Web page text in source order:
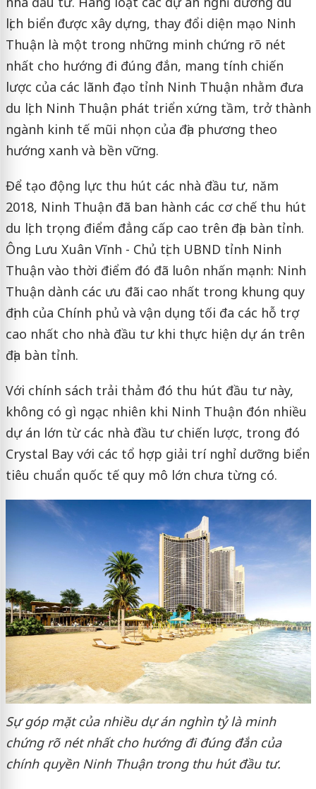
lịch biển được xây dựng, thay đổi diện mạo Ninh
Thuận là một trong những minh chứng rõ nét
nhất cho hướng đi đúng đắn, mang tính chiến
lược của các lãnh đạo tỉnh Ninh Thuận nhằm đưa
du lịch Ninh Thuận phát triển xứng tầm, trở thành
ngành kinh tế mũi nhọn của địa phương theo
hướng xanh và bền vững.
Để tạo động lực thu hút các nhà đầu tư, năm
2018, Ninh Thuận đã ban hành các cơ chế thu hút
du lịch trọng điểm đẳng cấp cao trên địa bàn tỉnh.
Ông Lưu Xuân Vĩnh - Chủ tịch UBND tỉnh Ninh
Thuận vào thời điểm đó đã luôn nhấn mạnh: Ninh
Thuận dành các ưu đãi cao nhất trong khung quy
định của Chính phủ và vận dụng tối đa các hỗ trợ
cao nhất cho nhà đầu tư khi thực hiện dự án trên
địa bàn tỉnh.
Với chính sách trải thảm đó thu hút đầu tư này,
không có gì ngạc nhiên khi Ninh Thuận đón nhiều
dự án lớn từ các nhà đầu tư chiến lược, trong đó
Crystal Bay với các tổ hợp giải trí nghỉ dưỡng biển
tiêu chuẩn quốc tế quy mô lớn chưa từng có.
Sự góp mặt của nhiều dự án nghìn tỷ là minh
chứng rõ nét nhất cho hướng đi đúng đắn của
chính quyền Ninh Thuận trong thu hút đầu tư.